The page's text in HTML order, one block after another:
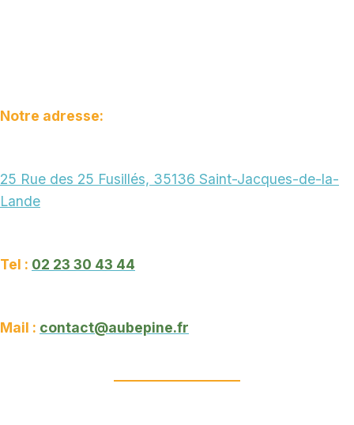
Notre adresse:
25 Rue des 25 Fusillés, 35136 Saint-Jacques-de-la-
Lande
Tel : 02 23 30 43 44
Mail : contact@aubepine.fr